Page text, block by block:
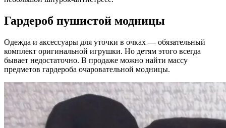
Гардероб пушистой модницы
Одежда и аксессуары для уточки в очках — обязательный
комплект оригинальной игрушки. Но детям этого всегда
бывает недостаточно. В продаже можно найти массу
предметов гардероба очаровательной модницы.